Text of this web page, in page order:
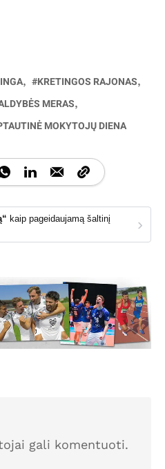
KRETINGOS RAJONAS
MERAS
MOKYTOJŲ DIENA
kaip pageidaujamą šaltinį
›
gali komentuoti.